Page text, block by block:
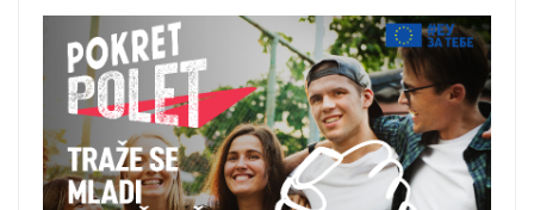
Dobročinitim -
Pokret-Polet-
Trag.png